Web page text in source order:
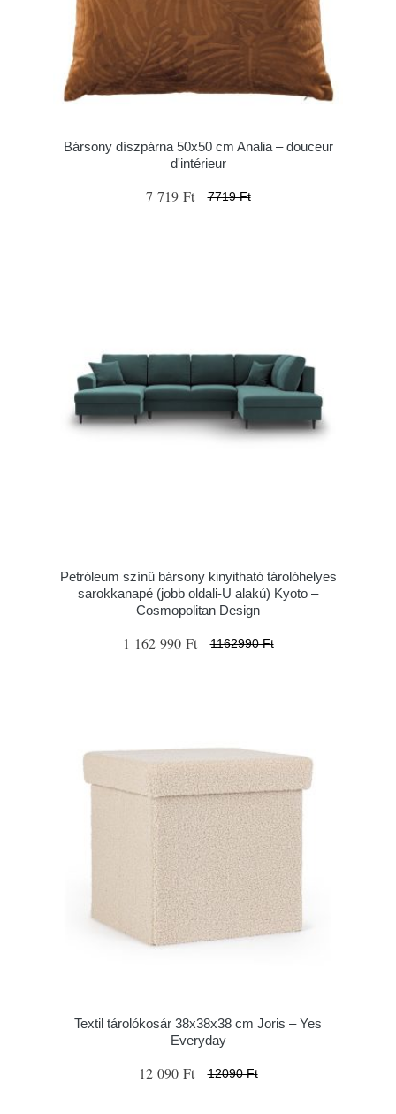
Bársony díszpárna 50x50 cm Analia – douceur
d'intérieur
7 719 Ft 7719 Ft
Petróleum színű bársony kinyitható tárolóhelyes
sarokkanapé (jobb oldali-U alakú) Kyoto –
Cosmopolitan Design
1 162 990 Ft 1162990 Ft
Textil tárolókosár 38x38x38 cm Joris – Yes
Everyday
12 090 Ft 12090 Ft